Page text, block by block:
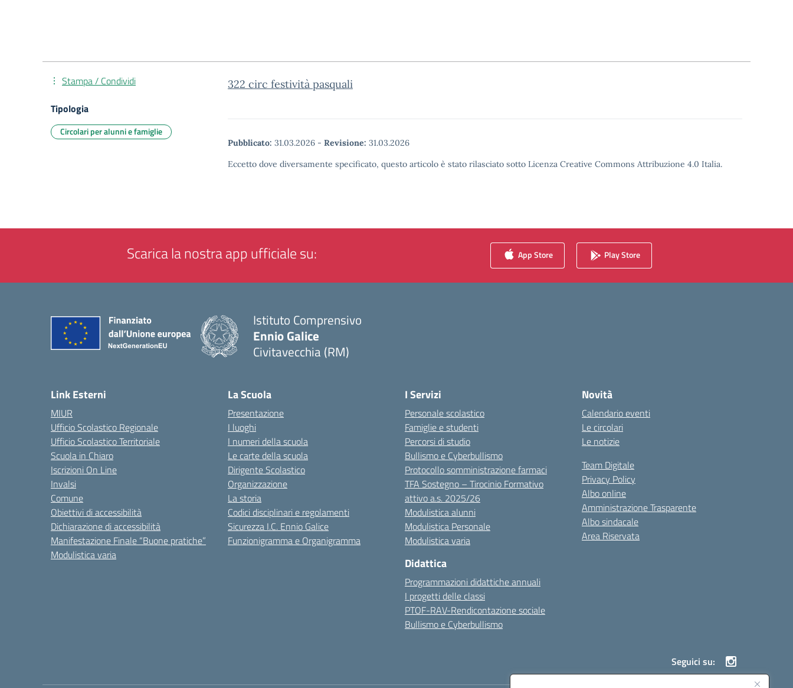
322 circ festività pasquali
Pubblicato: 31.03.2026 - Revisione: 31.03.2026
Eccetto dove diversamente specificato, questo articolo è stato rilasciato sotto Licenza Creative Commons Attribuzione 4.0 Italia.
Stampa / Condividi
Tipologia
Circolari per alunni e famiglie
Scarica la nostra app ufficiale su: App Store Play Store
Istituto Comprensivo
Ennio Galice
Civitavecchia (RM)
Link Esterni
MIUR
Ufficio Scolastico Regionale
Ufficio Scolastico Territoriale
Scuola in Chiaro
Iscrizioni On Line
Invalsi
Comune
Obiettivi di accessibilità
Dichiarazione di accessibilità
Manifestazione Finale “Buone pratiche”
Modulistica varia
La Scuola
Presentazione
I luoghi
I numeri della scuola
Le carte della scuola
Dirigente Scolastico
Organizzazione
La storia
Codici disciplinari e regolamenti
Sicurezza I.C. Ennio Galice
Funzionigramma e Organigramma
I Servizi
Personale scolastico
Famiglie e studenti
Percorsi di studio
Bullismo e Cyberbullismo
Protocollo somministrazione farmaci
TFA Sostegno – Tirocinio Formativo
attivo a.s. 2025/26
Modulistica alunni
Modulistica Personale
Modulistica varia
Didattica
Programmazioni didattiche annuali
I progetti delle classi
PTOF-RAV-Rendicontazione sociale
Bullismo e Cyberbullismo
Novità
Calendario eventi
Le circolari
Le notizie
Team Digitale
Privacy Policy
Albo online
Amministrazione Trasparente
Albo sindacale
Area Riservata
Seguici su: